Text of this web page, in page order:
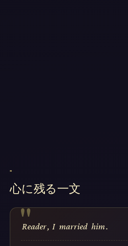
"
心に残る一文
"
Reader, I married him.